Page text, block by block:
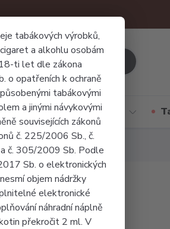
tabákových výrobků,
a alkohlu osobám
ti let dle zákona
o opatřeních k ochraně
tabákovými
a jinými návykovými
souvisejících zákonů
č. 225/2006 Sb., č.
č. 305/2009 Sb. Podle
Sb. o elektronických
objem nádržky
elektronické
náhradní náplně
překročit 2 ml. V
Jednorázové cigarety